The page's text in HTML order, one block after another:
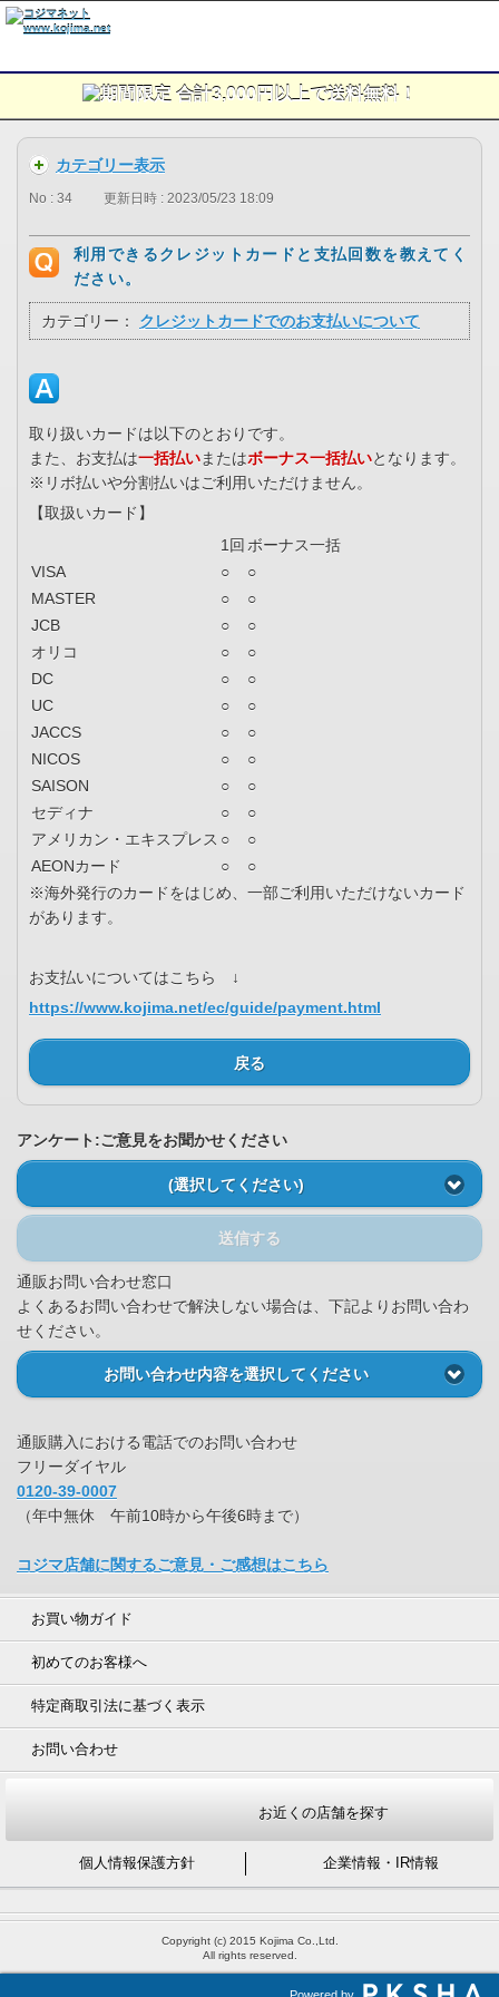
カテゴリー表示
No : 34 更新日時 : 2023/05/23 18:09
利用できるクレジットカードと支払回数を教えてく
ださい。
カテゴリー： クレジットカードでのお支払いについて
取り扱いカードは以下のとおりです。
また、お支払は一括払いまたはボーナス一括払いとなります。
※リボ払いや分割払いはご利用いただけません。
【取扱いカード】
1回 ボーナス一括
VISA
○
○
MASTER
○
○
JCB
○
○
オリコ
○
○
DC
○
○
UC
○
○
JACCS
○
○
NICOS
○
○
SAISON
○
○
セディナ
○
○
アメリカン・エキスプレス ○
○
AEONカード
○
○
※海外発行のカードをはじめ、一部ご利用いただけないカード
があります。
お支払いについてはこちら ↓
https://www.kojima.net/ec/guide/payment.html
戻る
アンケート:ご意見をお聞かせください
(選択してください)
送信する
通販お問い合わせ窓口
よくあるお問い合わせで解決しない場合は、下記よりお問い合わ
せください。
お問い合わせ内容を選択してください
通販購入における電話でのお問い合わせ
フリーダイヤル
0120-39-0007
（年中無休 午前10時から午後6時まで）
コジマ店舗に関するご意見・ご感想はこちら
お買い物ガイド
初めてのお客様へ
特定商取引法に基づく表示
お問い合わせ
お近くの店舗を探す
個人情報保護方針 企業情報・IR情報
Copyright (c) 2015 Kojima Co.,Ltd.
All rights reserved.
Powered by